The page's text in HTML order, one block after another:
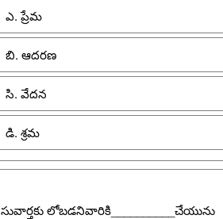
ఎ. ప్రేమ
బి. ఆదరణ
సి. వేదన
డి. శ్రమ
సువార్తకు లోబడనివారికి__________చేయును